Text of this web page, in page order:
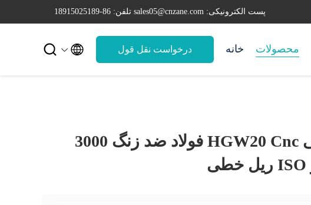
پست الکترونیکی: sales05@cnzane.com تلفن: 86-18915025189
خانه محصولات درخواست نقل قول 

ریل خطی HGW20 Cnc فولاد ضد زنگ 3000